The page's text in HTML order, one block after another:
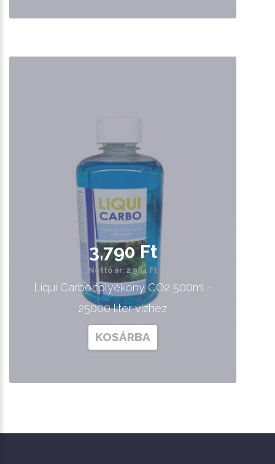
3,790 Ft
Nettó ár: 2,984 Ft
Liqui Carbo folyékony CO2 500ml -
25000 liter vízhez
KOSÁRBA